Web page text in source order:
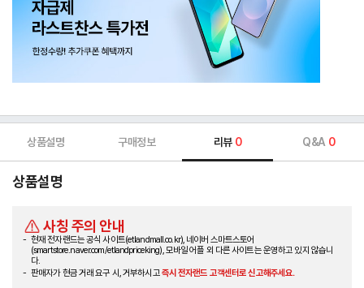
상품설명 구매정보 리뷰 0 Q&A 0
상품설명
사칭 주의 안내
현재 전자랜드는 공식 사이트(etlandmall.co.kr), 네이버 스마트스토어
(smartstore.naver.com/etlandpriceking), 모바일 어플 외 다른 사이트는 운영하고 있지 않습니
다.
판매자가 현금 거래 요구 시, 거부하시고즉시 전자랜드 고객센터로 신고해주세요.